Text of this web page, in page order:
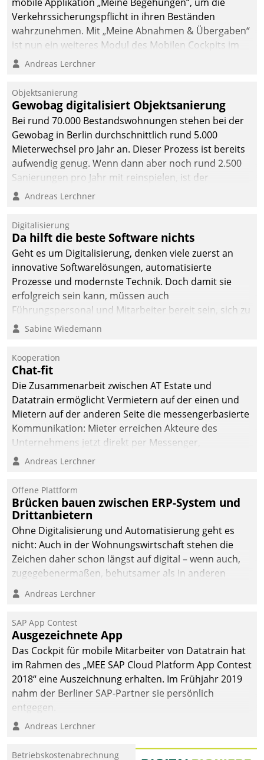
Verkehrssicherungspflicht in ihren Beständen
wahrzunehmen. Mit „Meine Abnahmen & Übergaben“
ist nun ein weiteres Modul des Mobilen Cockpits im
Einsatz.
Andreas Lerchner
Objektsanierung
Gewobag digitalisiert Objektsanierung
Bei rund 70.000 Bestandswohnungen stehen bei der
Gewobag in Berlin durchschnittlich rund 5.000
Mieterwechsel pro Jahr an. Dieser Prozess ist bereits
aufwendig genug. Wenn dann aber noch rund 2.500
Sanierungen pro Jahr mit reinspielen, ist der
Betreuungs- und Organisationsaufwand immens. Im
kommunale Wohnungsbauunternehmen daher
gemeinsam mit der Berliner Datatrain GmbH den
Teilprozess der Objektsanierung digitalisiert.
Andreas Lerchner
Digitalisierung
Da hilft die beste Software nichts
Geht es um Digitalisierung, denken viele zuerst an
innovative Softwarelösungen, automatisierte
Prozesse und modernste Technik. Doch damit sie
erfolgreich sein kann, müssen auch
Führungspersonal und Mitarbeiter bereit sein, sich zu
verändern und anzupassen, sonst werden sie an ihr
Sabine Wiedemann
Kooperation
Chat-fit
Die Zusammenarbeit zwischen AT Estate und
Datatrain ermöglicht Vermietern auf der einen und
Mietern auf der anderen Seite die messengerbasierte
Kommunikation: Mieter erreichen Akteure des
Unternehmens jetzt direkt per Messenger,
Mitarbeiter oder Dienstleister empfangen oder
Andreas Lerchner
Offene Plattform
Brücken bauen zwischen ERP-System und
Drittanbietern
Ohne Digitalisierung und Automatisierung geht es
nicht: Auch in der Wohnungswirtschaft stehen die
Zeichen daher schon längst auf digital – wenn auch,
zugegebenermaßen, behutsamer als in anderen
Branchen.
Andreas Lerchner
SAP App Contest
Ausgezeichnete App
Das Cockpit für mobile Mitarbeiter von Datatrain hat
im Rahmen des „MEE SAP Cloud Platform App Contest
2018“ eine Auszeichnung erhalten. Im Frühjahr 2019
nahm der Berliner SAP-Partner sie persönlich
entgegen.
Andreas Lerchner
Betriebskostenabrechnung